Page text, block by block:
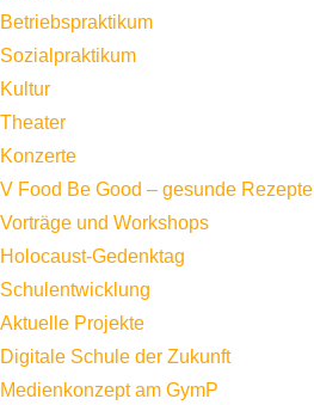
Betriebspraktikum
Sozialpraktikum
Kultur
Theater
Konzerte
V Food Be Good – gesunde Rezepte
Vorträge und Workshops
Holocaust-Gedenktag
Schulentwicklung
Aktuelle Projekte
Digitale Schule der Zukunft
Medienkonzept am GymP